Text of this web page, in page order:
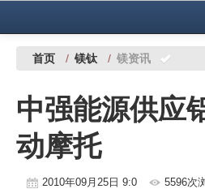
中国有色金属报社主办 广告服务
铜镍铅锌
铝
稀有稀土
首页 / 镁钛 / 镁资讯
中强能源供应
动摩托
2010年09月25日 9:0 5596次